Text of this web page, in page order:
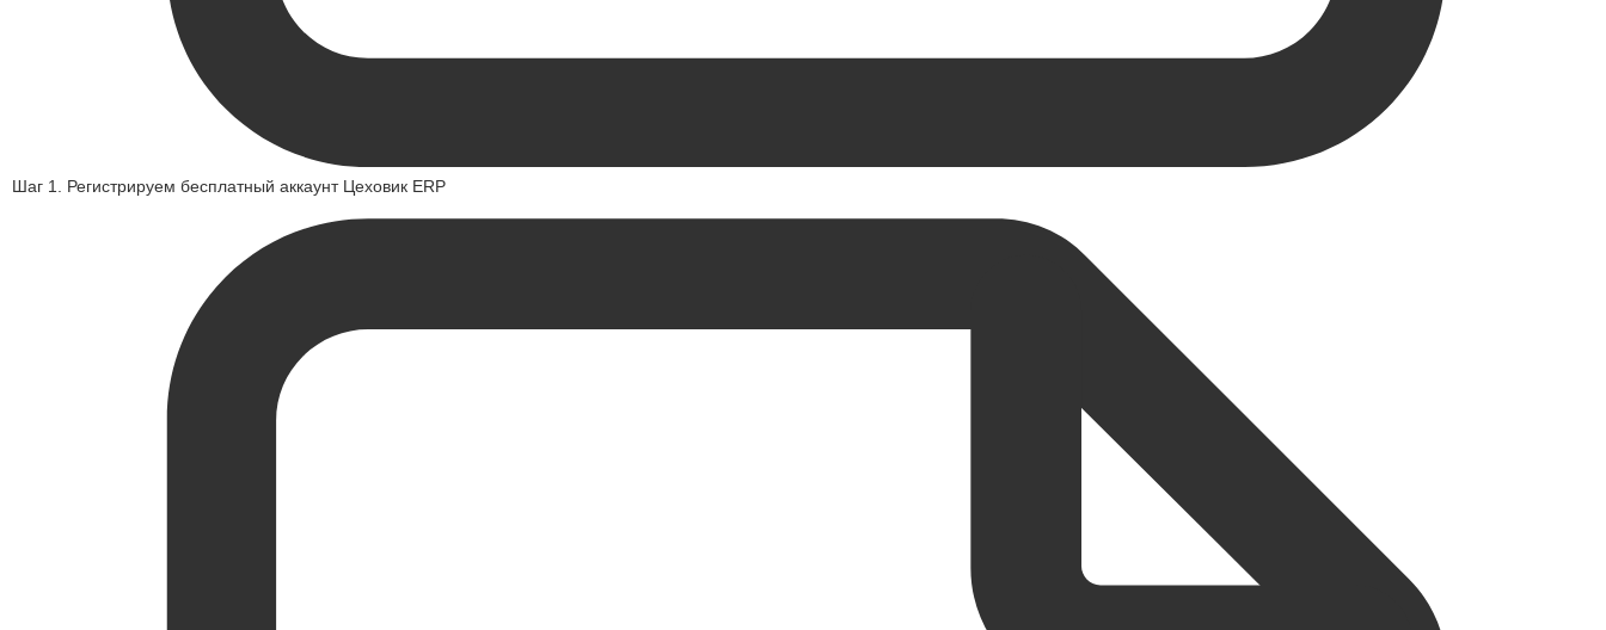
Шаг 1. Регистрируем бесплатный аккаунт Цеховик ERP